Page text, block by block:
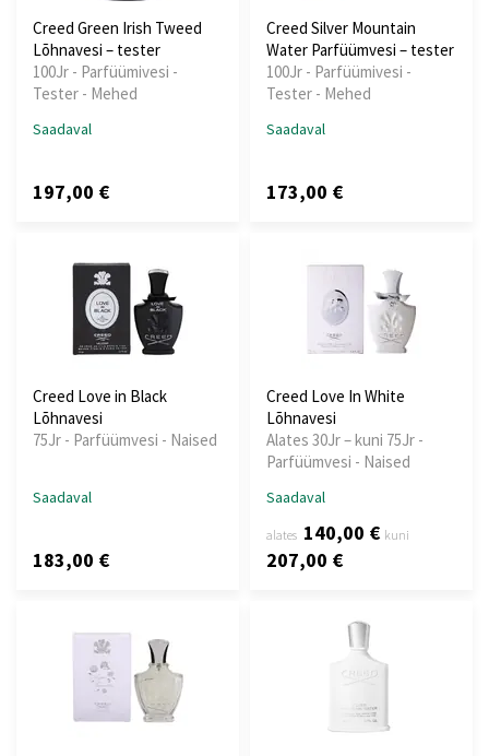
Creed Green Irish Tweed
Lõhnavesi – tester
100Jr - Parfüümivesi -
Tester - Mehed
Saadaval
197,00 €
Creed Silver Mountain
Water Parfüümvesi – tester
100Jr - Parfüümivesi -
Tester - Mehed
Saadaval
173,00 €
Creed Love in Black
Lõhnavesi
75Jr - Parfüümvesi - Naised
Saadaval
183,00 €
Creed Love In White
Lõhnavesi
Alates 30Jr – kuni 75Jr -
Parfüümvesi - Naised
Saadaval
alates 140,00 € kuni
207,00 €